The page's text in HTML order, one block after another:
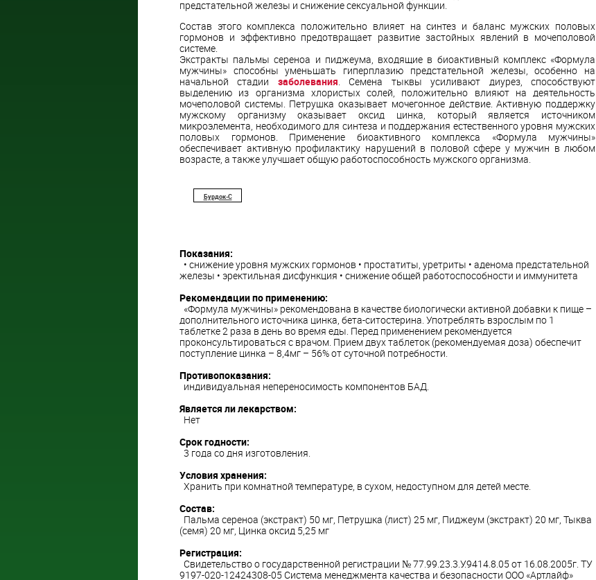
предстательной железы и снижение сексуальной функции.
Состав этого комплекса положительно влияет на синтез и баланс мужских половых
гормонов и эффективно предотвращает развитие застойных явлений в мочеполовой
системе.
Экстракты пальмы сереноа и пиджеума, входящие в биоактивный комплекс «Формула
мужчины» способны уменьшать гиперплазию предстательной железы, особенно на
начальной стадии заболевания . Семена тыквы усиливают диурез, способствуют
выделению из организма хлористых солей, положительно влияют на деятельность
мочеполовой системы. Петрушка оказывает мочегонное действие. Активную поддержку
мужскому организму оказывает оксид цинка, который является источником
микроэлемента, необходимого для синтеза и поддержания естественного уровня мужских
половых гормонов. Применение биоактивного комплекса «Формула мужчины»
обеспечивает активную профилактику нарушений в половой сфере у мужчин в любом
возрасте, а также улучшает общую работоспособность мужского организма.
Бурдок-С
Показания:
• снижение уровня мужских гормонов • простатиты, уретриты • аденома предстательной
железы • эректильная дисфункция • снижение общей работоспособности и иммунитета
Рекомендации по применению:
«Формула мужчины» рекомендована в качестве биологически активной добавки к пище –
дополнительного источника цинка, бета-ситостерина. Употреблять взрослым по 1
таблетке 2 раза в день во время еды. Перед применением рекомендуется
проконсультироваться с врачом. Прием двух таблеток (рекомендуемая доза) обеспечит
поступление цинка – 8,4мг – 56% от суточной потребности.
Противопоказания:
индивидуальная непереносимость компонентов БАД.
Является ли лекарством:
Нет
Срок годности:
3 года со дня изготовления.
Условия хранения:
Хранить при комнатной температуре, в сухом, недоступном для детей месте.
Состав:
Пальма сереноа (экстракт) 50 мг, Петрушка (лист) 25 мг, Пиджеум (экстракт) 20 мг, Тыква
(семя) 20 мг, Цинка оксид 5,25 мг
Регистрация:
Свидетельство о государственной регистрации № 77.99.23.3.У.9414.8.05 от 16.08.2005г. ТУ
9197-020-12424308-05 Система менеджмента качества и безопасности ООО «Артлайф»